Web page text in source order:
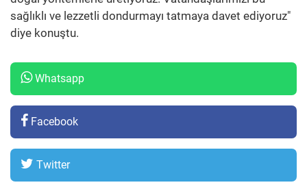
sağlıklı ve lezzetli dondurmayı tatmaya davet ediyoruz"
diye konuştu.
Whatsapp
Facebook
Twitter